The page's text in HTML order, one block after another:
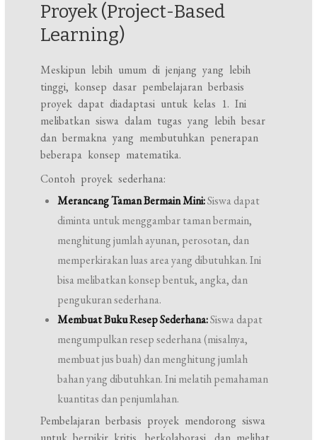
Proyek (Project-Based
Learning)
Meskipun lebih umum di jenjang yang lebih
tinggi, konsep dasar pembelajaran berbasis
proyek dapat diadaptasi untuk kelas 1. Ini
melibatkan siswa dalam tugas yang lebih besar
dan bermakna yang membutuhkan penerapan
beberapa konsep matematika.
Contoh proyek sederhana:
Merancang Taman Bermain Mini:Siswa dapat
diminta untuk menggambar taman bermain,
menghitung jumlah ayunan, perosotan, dan
memperkirakan luas area yang dibutuhkan. Ini
bisa melibatkan konsep bentuk, angka, dan
pengukuran sederhana.
Membuat Buku Resep Sederhana:Siswa dapat
mengumpulkan resep sederhana (misalnya,
membuat jus buah) dan menghitung jumlah
bahan yang dibutuhkan. Ini melatih pemahaman
kuantitas dan penjumlahan.
Pembelajaran berbasis proyek mendorong siswa